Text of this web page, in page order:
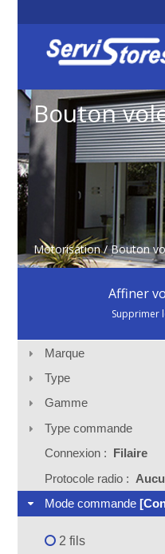
Bouton
Motorisation /Bouton
Affiner
Supprimer
Marque
Type
Gamme
Type commande
Connexion : Filaire
Protocole radio :
Mode commande
2 fils